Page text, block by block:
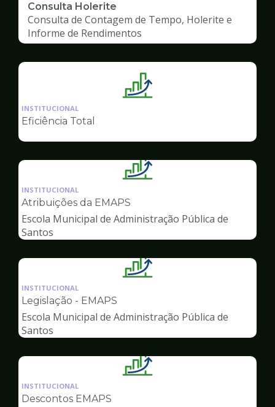
Consulta Holerite
Consulta de Contagem de Tempo, Holerite e
Informe de Rendimentos
Ilustração
Gestão
INSTITUCIONAL
Eficiência Total
Ilustração
de
Gestão
INSTITUCIONAL
Atribuições da EMAPS
Escola Municipal de Administração Pública de
Santos
Ilustração
de
Gestão
INSTITUCIONAL
Legislação - EMAPS
Escola Municipal de Administração Pública de
Santos
Ilustração
INSTITUCIONAL
Descontos EMAPS